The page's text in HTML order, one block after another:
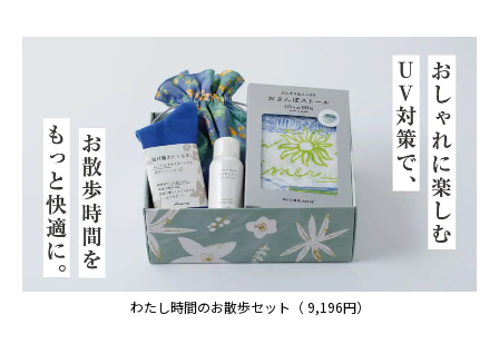
わたし時間のお散歩セット（ 9,196円）